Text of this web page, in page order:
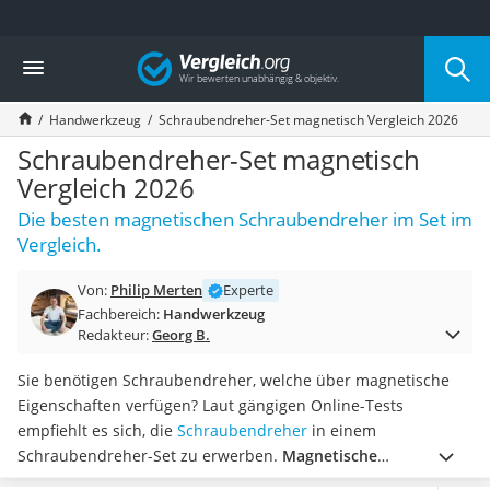
Die beliebtesten Vergleiche nach Kategorie
Baumarkt
Tresor feuerfest
Makita-Akku-Rasenmäher
Kappsäge
Smartes Türschloss
Akku-Rasentrimmer
Feuchtigkeitsmessgerät
Split-Klimaanlage 2 Innengeräte
Bohrmaschine
Tiefbrunnenpumpe
Hochdruckreiniger
Doppelschleifer
Überwachungskamera
Benzinrasenmäher mit Elektrostart
Akku-Laubsauger
Vergleich
Handwerkzeug Schraubendreher-Set magnetisch Vergleich 2026
Schraubendreher-Set magnetisch
Vergleich 2026
Die besten magnetischen Schraubendreher im Set im
Vergleich.
Von: Philip Merten
Experte
Fachbereich: Handwerkzeug
Redakteur:Georg B.
Sie benötigen Schraubendreher, welche über magnetische
Eigenschaften verfügen? Laut gängigen Online-Tests
empfiehlt es sich, die Schraubendreher in einem
Schraubendreher-Set zu erwerben. Magnetische
Schraubendreher aus hochwertigem Stahl überzeugen